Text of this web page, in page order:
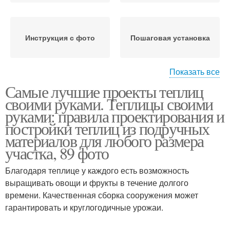
Инструкция с фото Пошаговая установка
установке
Понятная инструкция
Инструкция по
созданию
Показать все
Самые лучшие проекты теплиц
своими руками. Теплицы своими
руками: правила проектирования и
постройки теплиц из подручных
материалов для любого размера
участка, 89 фото
Благодаря теплице у каждого есть возможность
выращивать овощи и фрукты в течение долгого
времени. Качественная сборка сооружения может
гарантировать и круглогодичные урожаи.